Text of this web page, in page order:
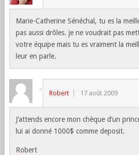
Marie-Catherine Sénéchal, tu es la
pas aussi drôles. je ne voudrait pas
votre équipe mais tu es vraiment la
leur en parle.
Robert 17 août 2009
J’attends encore mon chèque d’un
lui ai donné 1000$ comme deposit.
Robert